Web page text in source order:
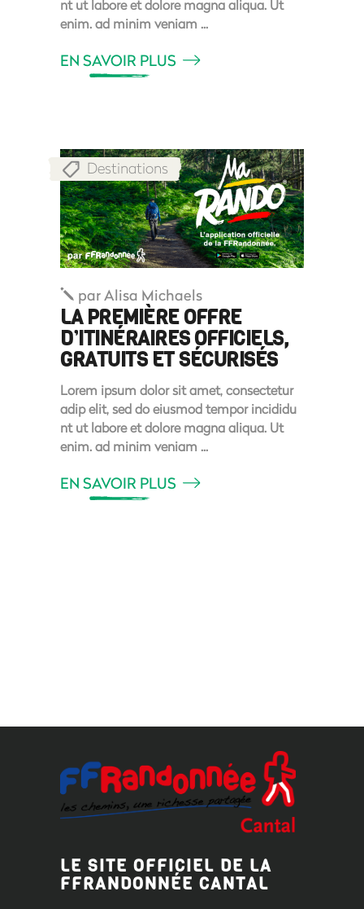
nt ut labore et dolore magna aliqua. Ut
enim. ad minim veniam
EN SAVOIR PLUS
Destinations
parAlisa Michaels
LA PREMIÈRE OFFRE
D’ITINÉRAIRES OFFICIELS,
GRATUITS ET SÉCURISÉS
Lorem ipsum dolor sit amet, consectetur
adip elit, sed do eiusmod tempor incididu
nt ut labore et dolore magna aliqua. Ut
enim. ad minim veniam
EN SAVOIR PLUS
LE SITE OFFICIEL DE LA
FFRANDONNÉE CANTAL